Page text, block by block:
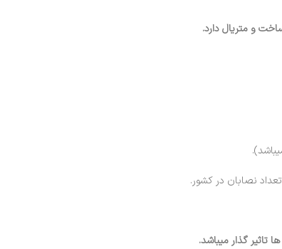
و متریال دارد.
گذار میباشد.